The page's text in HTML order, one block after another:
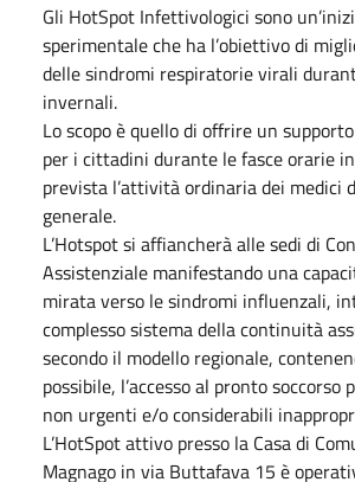
Gli HotSpot Infettivologici sono
sperimentale che ha l’obiettivo di
delle sindromi respiratorie virali
invernali.
Lo scopo è quello di offrire un
per i cittadini durante le fasce orarie
prevista l’attività ordinaria dei medici
generale.
L’Hotspot si affiancherà alle sedi di
Assistenziale manifestando una
mirata verso le sindromi influenzali,
complesso sistema della continuità
secondo il modello regionale,
possibile, l’accesso al pronto soccorso
non urgenti e/o considerabili
L’HotSpot attivo presso la Casa di
Magnago in via Buttafava 15 è